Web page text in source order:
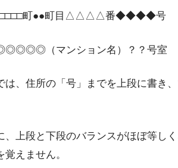
□□□□町●●町目△△△△番◆◆◆◆号
（マンション名）？？号室
は、住所の「号」までを上段に書き
、上段と下段のバランスがほぼ等し
覚えません。